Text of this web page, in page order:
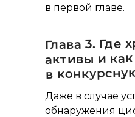
в первой главе.
Даже в случае
обнаружения
Глава 3. Где
активы и
в